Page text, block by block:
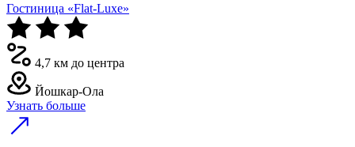
Гостиница «Flat-Luxe»
4,7 км до центра
Йошкар-Ола
Узнать больше